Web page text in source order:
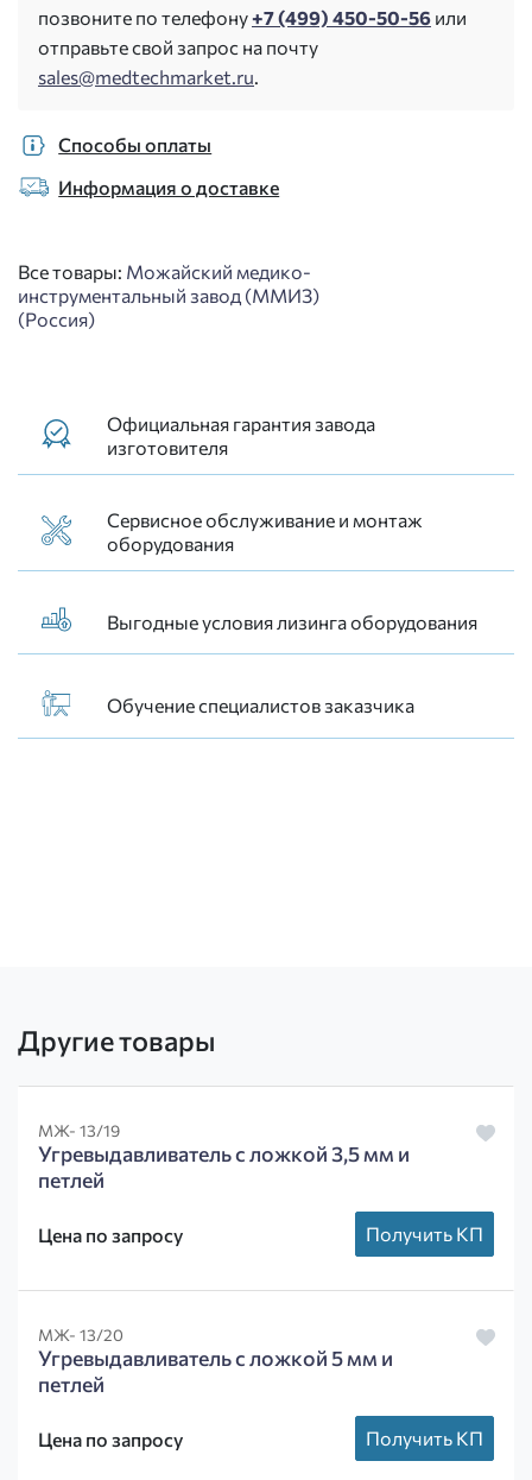
позвоните по телефону+7 (499) 450-50-56 или
отправьте свой запрос на почту
sales@medtechmarket.ru
Способы оплаты
Информация о доставке
Все товары: Можайский медико-
инструментальный завод (ММИЗ)
(Россия)
Официальная гарантия завода
изготовителя
Сервисное обслуживание и монтаж
оборудования
Выгодные условия лизинга оборудования
Обучение специалистов заказчика
Другие товары
МЖ- 13/19
Угревыдавливатель с ложкой 3,5 мм и
петлей
Цена по запросу Получить КП
МЖ- 13/20
Угревыдавливатель с ложкой 5 мм и
петлей
Цена по запросу Получить КП